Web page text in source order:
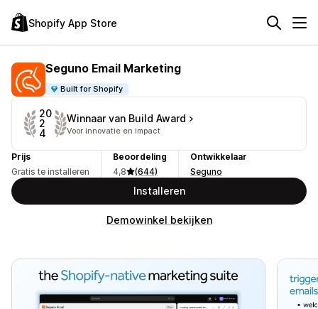
Shopify App Store
Seguno Email Marketing
Built for Shopify
20
2
4
Winnaar van Build Award
Voor innovatie en impact
Prijs
Gratis te installeren
Beoordeling
4,8
(644)
Ontwikkelaar
Seguno
Installeren
Demowinkel bekijken